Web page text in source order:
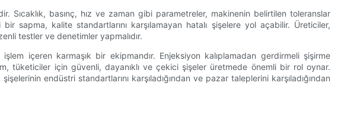
Sıcaklık, basınç, hız ve zaman gibi parametreler, makinenin belirtilen toleranslar
sapma, kalite standartlarını karşılamayan hatalı şişelere yol açabilir. Üreticiler,
testler ve denetimler yapmalıdır.
içeren karmaşık bir ekipmandır. Enjeksiyon kalıplamadan gerdirmeli şişirme
tüketiciler için güvenli, dayanıklı ve çekici şişeler üretmede önemli bir rol oynar.
endüstri standartlarını karşıladığından ve pazar taleplerini karşıladığından